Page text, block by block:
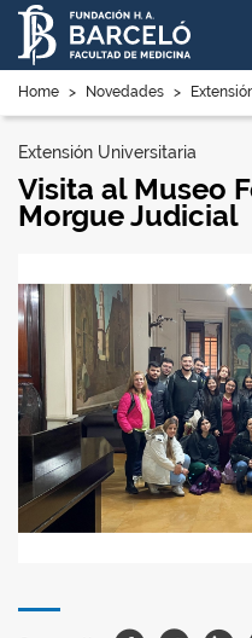
Home > Novedades >
Extensión Universitaria
Visita al Museo
Morgue Judicial